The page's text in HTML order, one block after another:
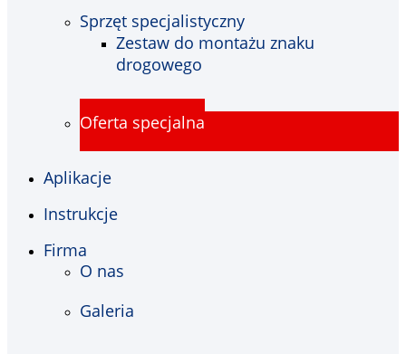
Sprzęt specjalistyczny
Zestaw do montażu znaku
drogowego
Oferta specjalna
Aplikacje
Instrukcje
Firma
O nas
Galeria